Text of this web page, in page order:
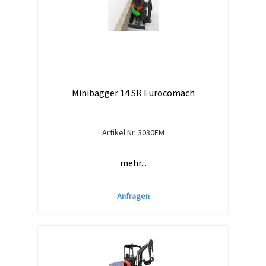
Minibagger 14 SR Eurocomach
Artikel Nr. 3030EM
mehr...
Anfragen